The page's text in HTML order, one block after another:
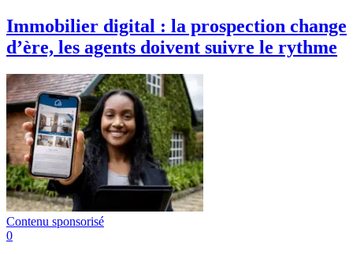
Immobilier digital : la prospection change
d’ère, les agents doivent suivre le rythme
Contenu sponsorisé
0